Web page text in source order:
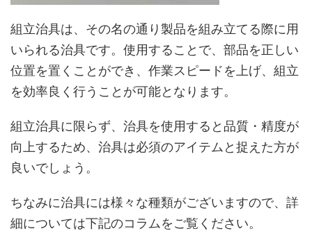
組立治具は、その名の通り製品を組み立てる際に用
いられる治具です。使用することで、部品を正しい
位置を置くことができ、作業スピードを上げ、組立
を効率良く行うことが可能となります。
組立治具に限らず、治具を使用すると品質・精度が
向上するため、治具は必須のアイテムと捉えた方が
良いでしょう。
ちなみに治具には様々な種類がございますので、詳
細については下記のコラムをご覧ください。